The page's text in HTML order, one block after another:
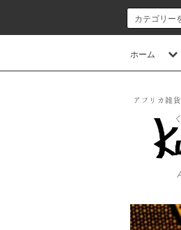
ホーム